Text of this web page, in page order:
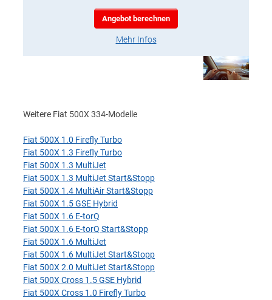
Angebot berechnen
Mehr Infos
Weitere Fiat 500X 334-Modelle
Fiat 500X 1.0 Firefly Turbo
Fiat 500X 1.3 Firefly Turbo
Fiat 500X 1.3 MultiJet
Fiat 500X 1.3 MultiJet Start&Stopp
Fiat 500X 1.4 MultiAir Start&Stopp
Fiat 500X 1.5 GSE Hybrid
Fiat 500X 1.6 E-torQ
Fiat 500X 1.6 E-torQ Start&Stopp
Fiat 500X 1.6 MultiJet
Fiat 500X 1.6 MultiJet Start&Stopp
Fiat 500X 2.0 MultiJet Start&Stopp
Fiat 500X Cross 1.5 GSE Hybrid
Fiat 500X Cross 1.0 Firefly Turbo